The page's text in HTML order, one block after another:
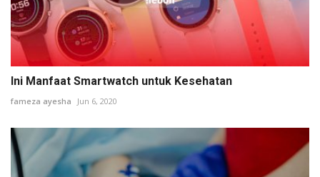
Ini Manfaat Smartwatch untuk Kesehatan
fameza ayesha Jun 6, 2020